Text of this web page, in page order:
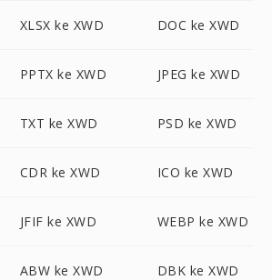
XLSX ke XWD DOC ke XWD
PPTX ke XWD JPEG ke XWD
TXT ke XWD PSD ke XWD
CDR ke XWD ICO ke XWD
JFIF ke XWD WEBP ke XWD
ABW ke XWD DBK ke XWD